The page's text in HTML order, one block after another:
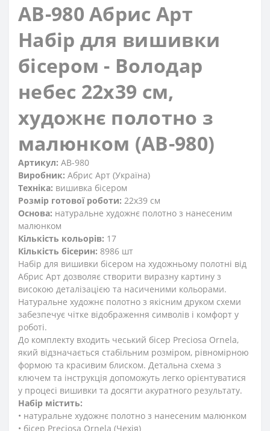
AB-980 Абрис Арт
Набір для вишивки
бісером - Володар
небес 22x39 см,
художнє полотно з
малюнком (АВ-980)
Артикул: AB-980
Виробник: Абрис Арт (Україна)
Техніка: вишивка бісером
Розмір готової роботи: 22x39 см
Основа: натуральне художнє полотно з нанесеним
малюнком
Кількість кольорів: 17
Кількість бісерин: 8986 шт
Набір для вишивки бісером на художньому полотні від
Абрис Арт дозволяє створити виразну картину з
високою деталізацією та насиченими кольорами.
Натуральне художнє полотно з якісним друком схеми
забезпечує чітке відображення символів і комфорт у
роботі.
До комплекту входить чеський бісер Preciosa Ornela,
який відзначається стабільним розміром, рівномірною
формою та красивим блиском. Детальна схема з
ключем та інструкція допоможуть легко орієнтуватися
у процесі вишивки та досягти акуратного результату.
Набір містить:
• натуральне художнє полотно з нанесеним малюнком
• бісер Preciosa Ornela (Чехія)